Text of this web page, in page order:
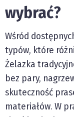
wybrać?
Wśród
typów, które
Żelazka
bez pary,
skuteczność
materiałów. W